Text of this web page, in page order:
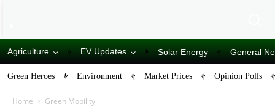
Agriculture EV Updates Solar Energy General
Green Heroes Environment Market Prices Opinion Polls
Home Green Mobility